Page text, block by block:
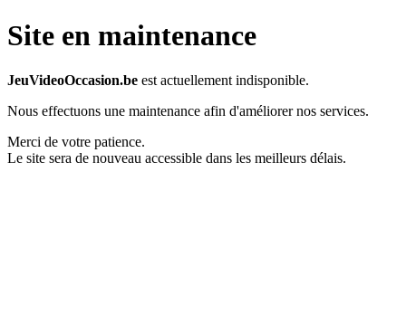
Site en maintenance
JeuVideoOccasion.be est actuellement indisponible.
Nous effectuons une maintenance afin d'améliorer nos services.
Merci de votre patience.
Le site sera de nouveau accessible dans les meilleurs délais.